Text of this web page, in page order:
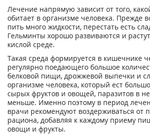
Лечение напрямую зависит от того,
обитает в организме человека. Прежде
пить много жидкости, перестать есть
Гельминты хорошо развиваются и
кислой среде.
Такая среда формируется в кишечнике
регулярно поедающего большое
белковой пищи, дрожжевой выпечки и
организме человека, который ест
сырых фруктов и овощей, паразитов в
меньше. Именно поэтому в период
врачи рекомендуют воздерживаться от
рациона, добавляя к каждому приему
овощи и фрукты.